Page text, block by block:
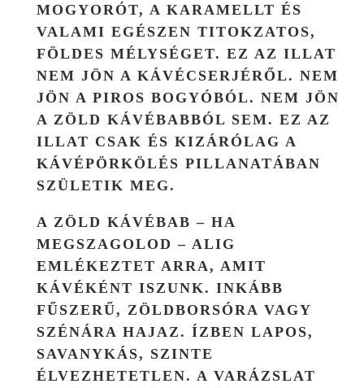
MOGYORÓT, A KARAMELLT ÉS
VALAMI EGÉSZEN TITOKZATOS,
FÖLDES MÉLYSÉGET. EZ AZ ILLAT
NEM JÖN A KÁVÉCSERJÉRŐL. NEM
JÖN A PIROS BOGYÓBÓL. NEM JÖN
A ZÖLD KÁVÉBABBÓL SEM. EZ AZ
ILLAT CSAK ÉS KIZÁRÓLAG A
KÁVÉPÖRKÖLÉS PILLANATÁBAN
SZÜLETIK MEG.
A ZÖLD KÁVÉBAB – HA
MEGSZAGOLOD – ALIG
EMLÉKEZTET ARRA, AMIT
KÁVÉKÉNT ISZUNK. INKÁBB
FŰSZERŰ, ZÖLDBORSÓRA VAGY
SZÉNÁRA HAJAZ. ÍZBEN LAPOS,
SAVANYKÁS, SZINTE
ÉLVEZHETETLEN. A VARÁZSLAT